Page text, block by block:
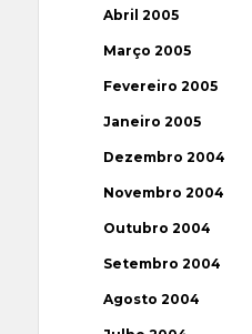
Abril 2005
Março 2005
Fevereiro 2005
Janeiro 2005
Dezembro 2004
Novembro 2004
Outubro 2004
Setembro 2004
Agosto 2004